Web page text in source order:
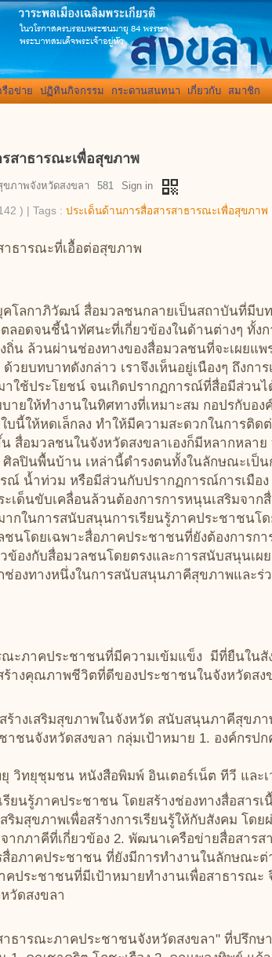
รือข่าย ปฏิทินกิจกรรม กระดานสนทนา เกี่ยวกับ สมาชิก
สาธารณะเพื่อสุขภาพ
ขภาพจังหวัดสงขลา 581 Sign in qr_code
) Tags : ประเด็นด้านการสื่อสารสาธารณะเพื่อสุขภา
าธารณะที่เอื้อต่อสุขภาพ
โลกาภิวัฒน์ สื่อมวลชนกลายเป็นสถาบันที่มีบ
ลอดจนชี้นำทัศนะที่เกี่ยวข้องในด้านต่างๆ ทั้งก
ถิ่น ล้วนผ่านช่องทางของสื่อมวลชนที่จะเผยแ
ด้วยบทบาทดังกล่าว เราจึงเห็นอยู่เนืองๆ ถึง
าใช้ประโยชน์ จนเกิดปรากฏการณ์ที่สื่อมีส่ว
ายให้ทำงานในทิศทางที่เหมาะสม กอปรกับอ
บนี้ให้หดเล็กลง ทำให้มีความสะดวกในการติ
สื่อมวลชนในจังหวัดสงขลาเองก็มีหลากหลา
ศิลปินพื้นบ้าน เหล่านี้ดำรงตนทั้งในลักษณะเป็
ณ์ น้ำท่วม หรือมีส่วนกับปรากฏการณ์การเมือ
เด็นขับเคลื่อนล้วนต้องการการหนุนเสริมจา
กในการสนับสนุนการเรียนรู้ภาคประชาชนโด
นโดยเฉพาะสื่อภาคประชาชนที่ยังต้องการก
วข้องกับสื่อมวลชนโดยตรงและการสนับสนุนเ
องทางหนึ่งในการสนับสนุนภาคีสุขภาพและ
ณะภาคประชาชนที่มีความเข้มแข็ง มีที่ยืนใน
ร้างคุณภาพชีวิตที่ดีของประชาชนในจังหวัดสง
ร้างเสริมสุขภาพในจังหวัด สนับสนุนภาคีสุขภ
ชนจังหวัดสงขลา กลุ่มเป้าหมาย 1. องค์กรปก
วิทยุชุมชน หนังสือพิมพ์ อินเตอร์เน็ต ทีวี และ
ยนรู้ภาคประชาชน โดยสร้างช่องทางสื่อสาร
สริมสุขภาพเพื่อสร้างการเรียนรู้ให้กับสังคม
ากภาคีที่เกี่ยวข้อง 2. พัฒนาเครือข่ายสื่อสาร
สื่อภาคประชาชน ที่ยังมีการทำงานในลักษณะ
คประชาชนที่มีเป้าหมายทำงานเพื่อสาธารณะ
วัดสงขลา
ธารณะภาคประชาชนจังหวัดสงขลา" ที่ปรึก